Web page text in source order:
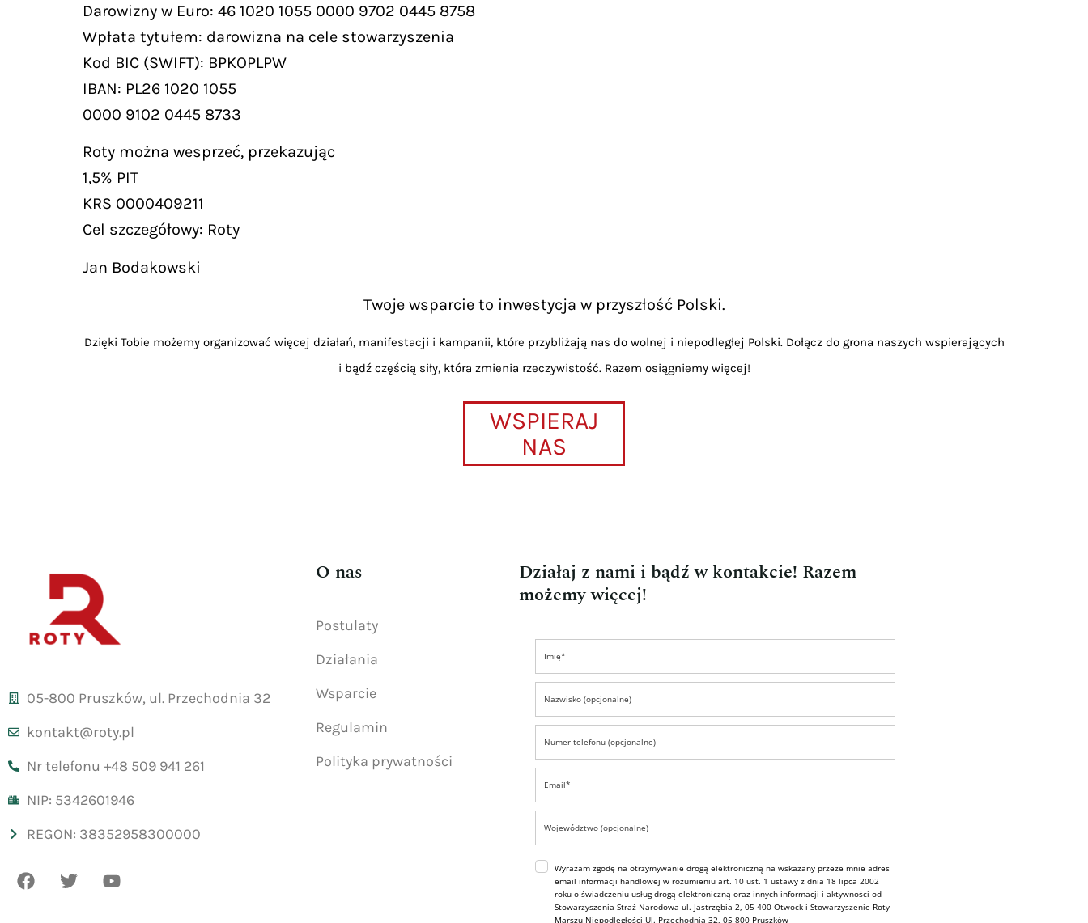
Darowizny w Euro: 46 1020 1055 0000 9702 0445 8758
Wpłata tytułem: darowizna na cele stowarzyszenia
Kod BIC (SWIFT): BPKOPLPW
IBAN: PL26 1020 1055
0000 9102 0445 8733
Roty można wesprzeć, przekazując
1,5% PIT
KRS 0000409211
Cel szczegółowy: Roty
Jan Bodakowski
Twoje wsparcie to inwestycja w przyszłość Polski.
Dzięki Tobie możemy organizować więcej działań, manifestacji i kampanii, które przybliżają nas do wolnej i niepodległej Polski. Dołącz do grona naszych wspierających
i bądź częścią siły, która zmienia rzeczywistość. Razem osiągniemy więcej!
WSPIERAJ
NAS
05-800 Pruszków, ul. Przechodnia 32
kontakt@roty.pl
Nr telefonu +48 509 941 261
NIP: 5342601946
REGON: 38352958300000
O nas
Postulaty
Działania
Wsparcie
Regulamin
Polityka prywatności
Działaj z nami i bądź w kontakcie! Razem
możemy więcej!
Wyrażam zgodę na otrzymywanie drogą elektroniczną na wskazany przeze mnie adres
email informacji handlowej w rozumieniu art. 10 ust. 1 ustawy z dnia 18 lipca 2002
roku o świadczeniu usług drogą elektroniczną oraz innych informacji i aktywności od
Stowarzyszenia Straż Narodowa ul. Jastrzębia 2, 05-400 Otwock i Stowarzyszenie Roty
Marszu Niepodległości Ul. Przechodnia 32, 05-800 Pruszków